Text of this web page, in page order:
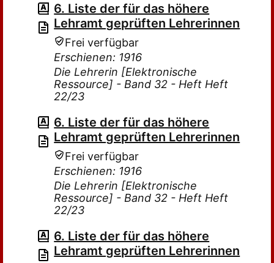
6. Liste der für das höhere
Lehramt geprüften Lehrerinnen
Frei verfügbar
Erschienen: 1916
Die Lehrerin [Elektronische
Ressource] - Band 32 - Heft Heft
22/23
6. Liste der für das höhere
Lehramt geprüften Lehrerinnen
Frei verfügbar
Erschienen: 1916
Die Lehrerin [Elektronische
Ressource] - Band 32 - Heft Heft
22/23
6. Liste der für das höhere
Lehramt geprüften Lehrerinnen